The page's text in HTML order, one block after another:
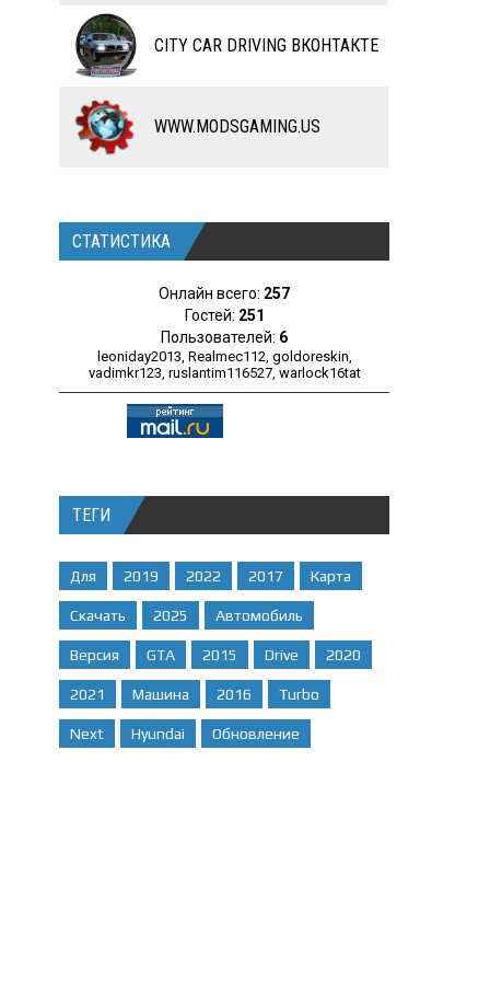
ЧИТЫ
ПРОГРАММЫ
РАЗНОЕ
CITY CAR DRIVING ВКОНТАКТЕ
WWW.MODSGAMING.US
СТАТИСТИКА
Онлайн всего: 257
Гостей: 251
Пользователей: 6
leoniday2013, Realmec112, goldoreskin,
vadimkr123, ruslantim116527, warlock16tat
ТЕГИ
Для 2019 2022 2017 Карта
Скачать 2025 Автомобиль
Версия GTA 2015 Drive 2020
2021 Машина 2016 Turbo
Next Hyundai Обновление